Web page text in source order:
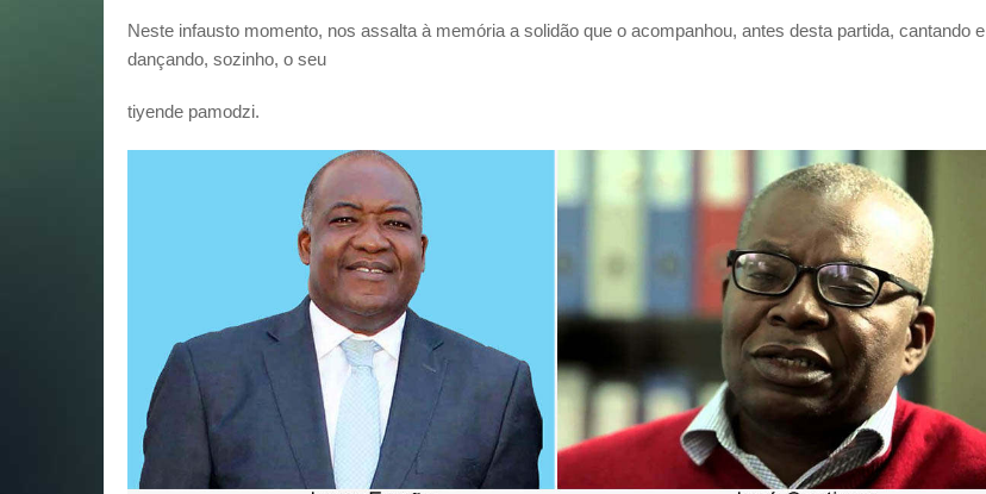
Neste infausto momento, nos assalta à memória a solidão que o acompanhou, antes desta partida, cantando e
dançando, sozinho, o seu
tiyende pamodzi.